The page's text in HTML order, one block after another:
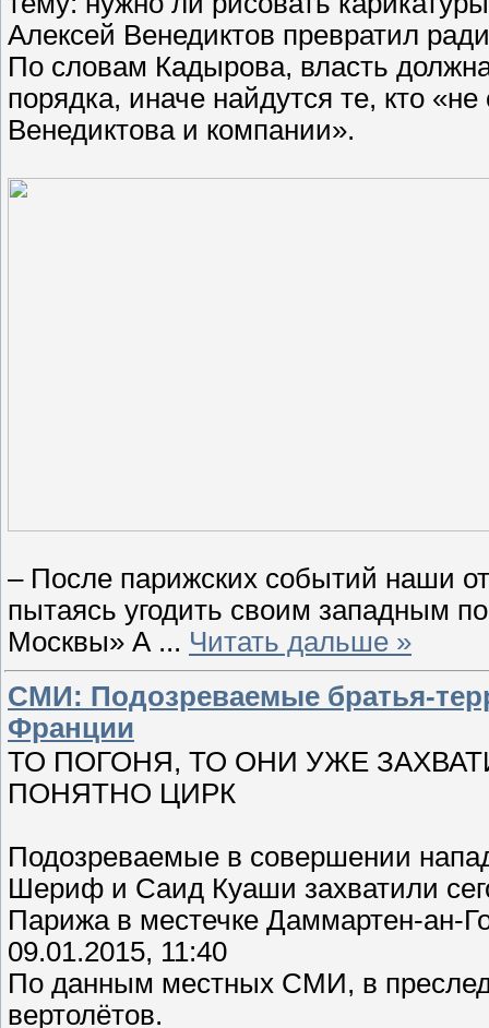
Алексей Венедиктов превратил
По словам Кадырова, власть
порядка, иначе найдутся те, кто
Венедиктова и компании».
– После парижских событий наши
пытаясь угодить своим западным
Москвы» А ... Читать дальше »
​СМИ: Подозреваемые братья-
Франции
ТО ПОГОНЯ, ТО ОНИ УЖЕ
ПОНЯТНО ЦИРК
Подозреваемые в совершении
Шериф и Саид Куаши захватили
Парижа в местечке Даммартен-ан-
09.01.2015, 11:40
По данным местных СМИ, в
вертолётов.